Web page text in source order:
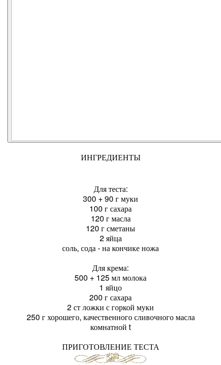
ИНГРЕДИЕНТЫ
Для теста:
300 + 90 г муки
100 г сахара
120 г масла
120 г сметаны
2 яйца
соль, сода - на кончике ножа
Для крема:
500 + 125 мл молока
1 яйцо
200 г сахара
2 ст ложки с горкой муки
250 г хорошего, качественного сливочного масла
комнатной t
ПРИГОТОВЛЕНИЕ ТЕСТА